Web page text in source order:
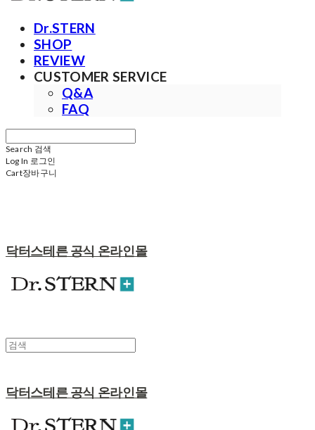
Dr.STERN
SHOP
REVIEW
CUSTOMER SERVICE
Q&A
FAQ
Search 검색
Log In 로그인
Cart장바구니
닥터스테른 공식 온라인몰
닥터스테른 공식 온라인몰